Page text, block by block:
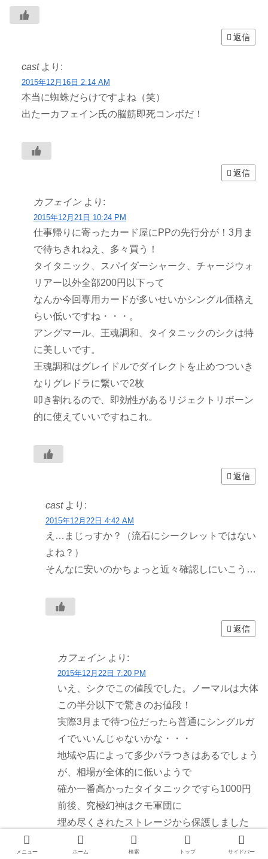
返信
cast より:
2015年12月16日 2:14 AM
本当に蜘蛛だらけですよね（笑）
出たーカフェイン氏の脳筋即死コンボだ！
返信
カフェイン より:
2015年12月21日 10:24 PM
仕事帰りに寄ったカード屋にPPの先行分が！3月ま
で待ちきれねえ、多々買う！
タイタニック、スパイダーシャーク、チャージウォ
リアー以外全部200円以下って
なんか今回専用カードが多いせいかシングル価格え
らい低いですね・・・。
アングマール、王魂調和、タイタニックのシクは特
に美しいです。
王魂調和はグレイドルでダイレクトを止めつついき
なりグレドラに繋いで2枚
叩き割れるので、即効性があるリジェクトリボーン
的に使えていいですねこれ。
返信
cast より:
2015年12月22日 4:42 AM
え…まじっすか？（流石にシークレットではない
よね？）
そんなに安いのかちょっと近々確認しにいこう…
返信
カフェイン より:
2015年12月22日 7:20 PM
いえ、シクでこの値段でした。ノーマルは大体
この半分以下で驚きのお値段！
実際3月まで待つ位だったら普通にシングルガ
イでいいんじゃないかな・・・
地域や店によって多少バラつきはあるでしょう
が、相場が全体的に低いようで
確か一番高かったタイタニックですら1000円
前後、究極幻神はクモ軍団に
埋め尽くされたストレージから保護しました
メニュー ホーム 検索 トップ サイドバー